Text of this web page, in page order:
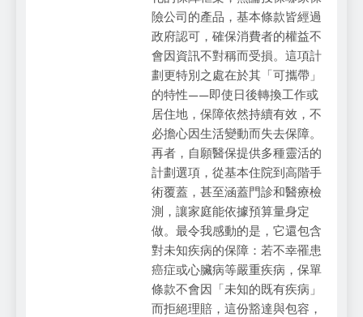
險公司的產品，基本條款皆經過
政府認可，確保消費者的權益不
會因資訊不對稱而受損。這項計
劃更特別之處在於其「可攜帶」
的特性——即使日後轉換工作或
居住地，保障依然持續有效，不
必擔心因生活變動而失去保障。
再者，自願醫保提供多種靈活的
計劃選項，從基本住院到高階手
術覆蓋，甚至涵蓋門診和醫療檢
測，讓家庭能依據預算量身定
做。最令我感動的是，它還包含
對未知疾病的保障：若不幸罹患
癌症或心臟病等嚴重疾病，保單
條款不會因「未知的既有疾病」
而拒絕理賠，這份豁達與包容，